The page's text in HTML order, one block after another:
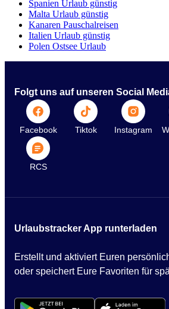
Spanien Urlaub günstig
Malta Urlaub günstig
Kanaren Pauschalreisen
Italien Urlaub günstig
Polen Ostsee Urlaub